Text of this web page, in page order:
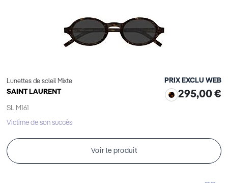
Lunettes de soleil Mixte
SAINT LAURENT
SL M161
PRIX EXCLU WEB
295,00 €
Victime de son succès
Voir le produit